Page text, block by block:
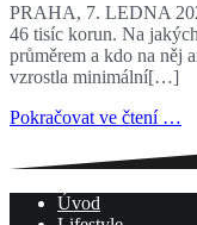
PRAHA, 7. LEDNA
46 tisíc korun. Na
průměrem a kdo na něj
vzrostla minimální[…]
Pokračovat ve čtení …
Úvod